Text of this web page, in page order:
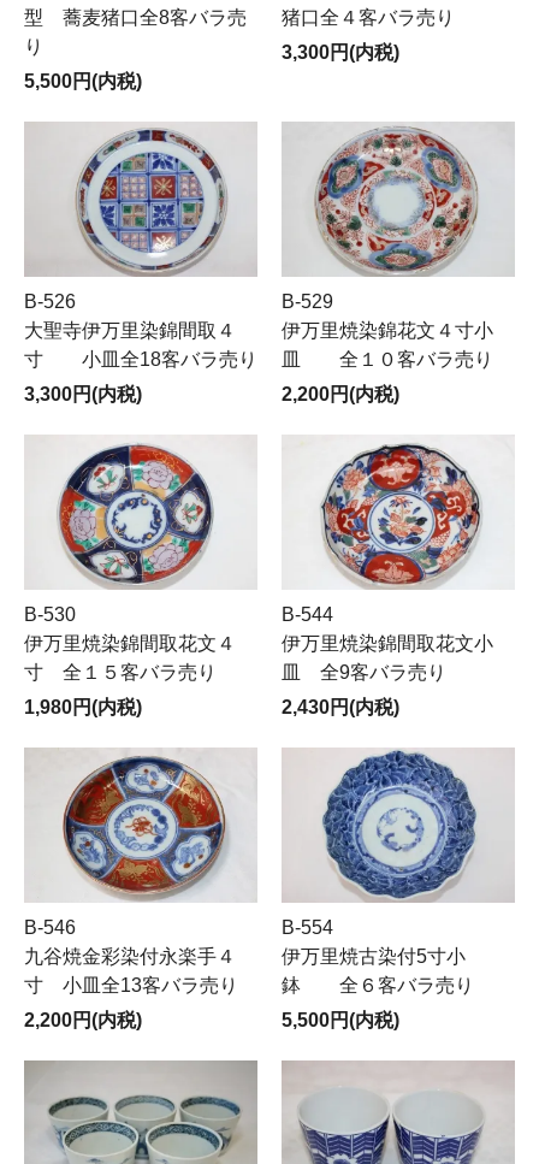
型 蕎麦猪口全8客バラ売
り
5,500円(内税)
猪口全４客バラ売り
3,300円(内税)
B-526
大聖寺伊万里染錦間取４
寸 小皿全18客バラ売り
3,300円(内税)
B-529
伊万里焼染錦花文４寸小
皿 全１０客バラ売り
2,200円(内税)
B-530
伊万里焼染錦間取花文４
寸 全１５客バラ売り
1,980円(内税)
B-544
伊万里焼染錦間取花文小
皿 全9客バラ売り
2,430円(内税)
B-546
九谷焼金彩染付永楽手４
寸 小皿全13客バラ売り
2,200円(内税)
B-554
伊万里焼古染付5寸小
鉢 全６客バラ売り
5,500円(内税)